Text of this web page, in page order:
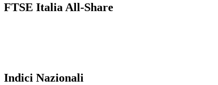
FTSE Italia All-Share
Indici Nazionali